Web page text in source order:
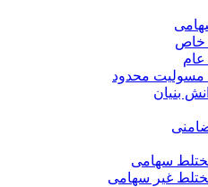
خاص
محدود
بنیان
سهامی
غیر سهامی